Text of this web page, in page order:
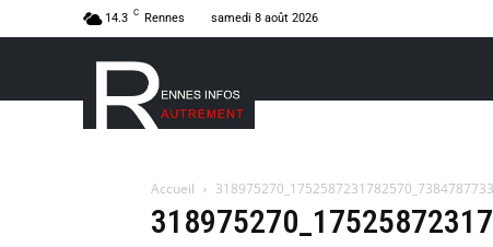
14.3 C Rennes samedi 8 août 2026
Accueil